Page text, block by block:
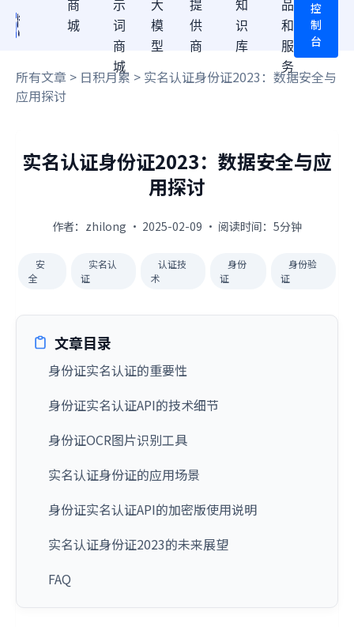
商
城
示
词
商
城
大
模
型
提
供
商
知
识
库
品
和
服
务
控
制
台
所有文章 > 日积月累 > 实名认证身份证2023：数据安全与
应用探讨
实名认证身份证2023：数据安全与应
用探讨
作者：zhilong · 2025-02-09 · 阅读时间：5分钟
安
全
实名认
证
认证技
术
身份
证
身份验
证
文章目录
身份证实名认证的重要性
身份证实名认证API的技术细节
身份证OCR图片识别工具
实名认证身份证的应用场景
身份证实名认证API的加密版使用说明
实名认证身份证2023的未来展望
FAQ